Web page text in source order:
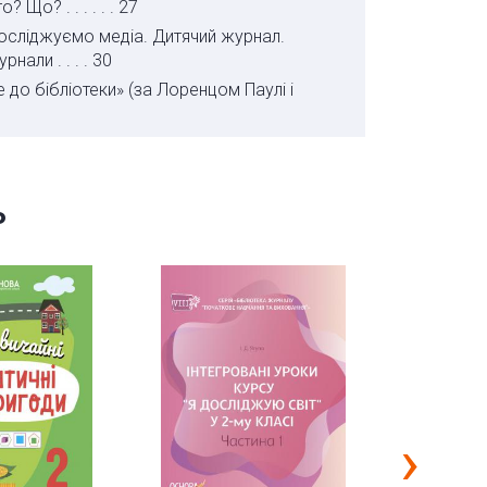
Що? . . . . . . 27
медіа. Дитячий журнал.
. . . . 30
бібліотеки» (за Лоренцом Паулі і
Діалог. «Чарівна паличка» (за
(Григорій Фалькович) . . . . 49
по батькові . . . . 52
по батькові. Дискусія. «Мрія
. . . . 56
імена» (за Галиною Лозко) . . . . 59
›